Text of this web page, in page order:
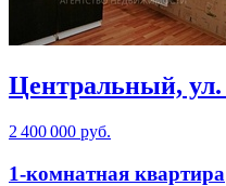
Центральный, ул.
2 400 000 руб.
1-комнатная квартира